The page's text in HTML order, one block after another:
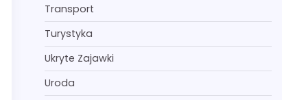
Transport
Turystyka
Ukryte Zajawki
Uroda